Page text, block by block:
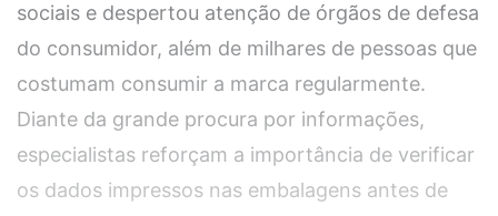
sociais e despertou atenção de órgãos de defesa
do consumidor, além de milhares de pessoas que
costumam consumir a marca regularmente.
Diante da grande procura por informações,
especialistas reforçam a importância de verificar
os dados impressos nas embalagens antes de